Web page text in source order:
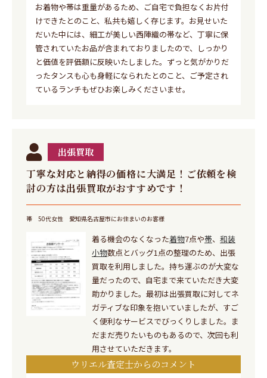
お着物や帯は重量があるため、ご自宅で負担なくお片付
けできたとのこと、私共も嬉しく存じます。お見せいた
だいた中には、細工が美しい西陣織の帯など、丁寧に保
管されていたお品が含まれておりましたので、しっかり
と価値を評価額に反映いたしました。ずっと気がかりだ
ったタンスも心も身軽になられたとのこと、ご予定され
ているランチもぜひお楽しみくださいませ。
丁寧な対応と納得の価格に大満足！ご依頼を検
討の方は出張買取がおすすめです！
出張買取
帯 50代女性 愛知県名古屋市にお住まいのお客様
着る機会のなくなった着物7点や帯、 和装
小物数点とバッグ1点の整理のため、出張
買取を利用しました。持ち運ぶのが大変な
量だったので、自宅まで来ていただき大変
助かりました。最初は出張買取に対してネ
ガティブな印象を抱いていましたが、すご
く便利なサービスでびっくりしました。ま
だまだ売りたいものもあるので、次回も利
用させていただきます。
ウリエル査定士からのコメント